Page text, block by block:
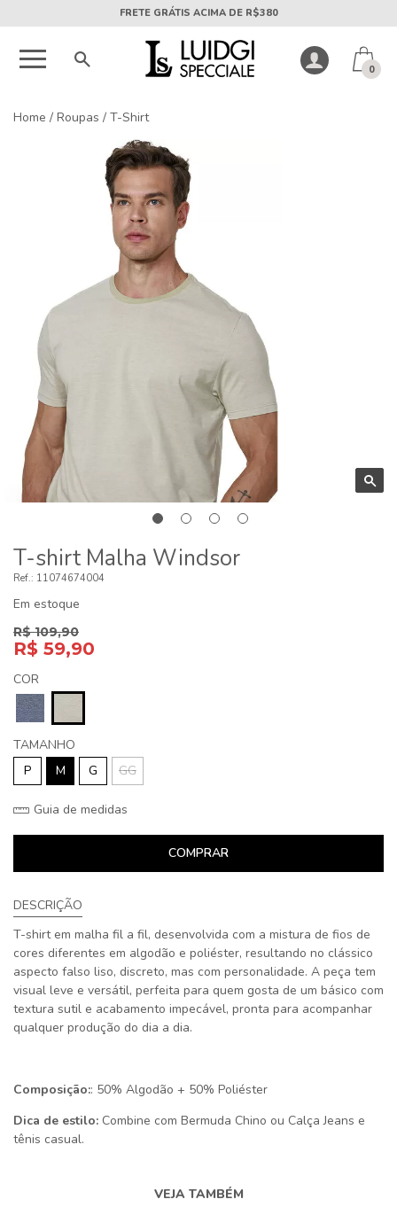
5X SEM JUROS PARCELA MÍNIMA DE R$50
0
Home / Roupas / T-Shirt
T-shirt Malha Windsor
11074674004
Em estoque
R$ 109,90
R$ 59,90
COR
TAMANHO
P
M G GG
Guia de medidas
COMPRAR
DESCRIÇÃO
T-shirt em malha fil a fil, desenvolvida com a mistura de fios de
cores diferentes em algodão e poliéster, resultando no clássico
aspecto falso liso, discreto, mas com personalidade. A peça tem
visual leve e versátil, perfeita para quem gosta de um básico com
textura sutil e acabamento impecável, pronta para acompanhar
qualquer produção do dia a dia.
Composição:: 50% Algodão + 50% Poliéster
Dica de estilo: Combine com Bermuda Chino ou Calça Jeans e
tênis casual.
VEJA TAMBÉM